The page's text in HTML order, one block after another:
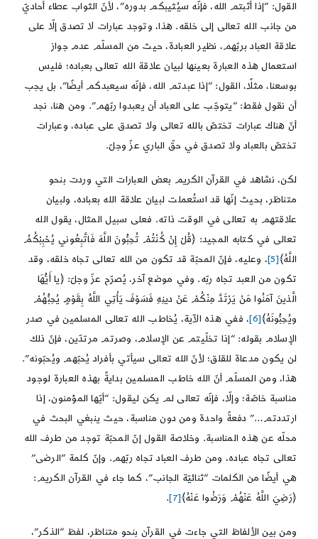
القول: “إذا أثبتم الله، فإنّه سيُثيبكم بدوره”، لأنّ الثواب عطاء أحاديّ
من جانب الله تعالى إلى خلقه. هذا، وتوجد عبارات لا تصدق إلّا على
علاقة العباد بربّهم، نظير العبادة، حيث من المسلّم عدم جواز
استعمال هذه العبارة بعينها لبيان علاقة الله تعالى بعباده؛ فليس
بوسعنا، مثلًا، القول: “إذا عبدتم الله، فإنّه سيعبدكم أيضًا”، بل يجب
أن نقول فقط: “يتوجّب على العباد أن يعبدوا ربّهم”. ومن هنا، نجد
أنّ هناك عبارات تختصّ بالله تعالى ولا تصدق على عباده، وعبارات
تختصّ بالعباد ولا تصدق في حقّ الباري عزّ وجلّ.
لكن، نشاهد في القرآن الكريم بعض العبارات التي وردت بنحو
متناظر، بحيث إنّها قد استُعملت لبيان علاقة الله بعباده، ولبيان
علاقتهم به تعالى في الوقت ذاته. فعلى سبيل المثال، يقول الله
تعالى في كتابه المجيد: ﴿قُلْ إِنْ كُنْتُمْ تُحِبُّونَ اللَّهَ فَاتَّبِعُوني‏ يُحْبِبْكُمُ
اللَّهُ﴾[5]
، وعليه، فإنّ المحبّة قد تكون من الله تعالى تجاه خلقه، وقد
تكون من العبد تجاه ربّه. وفي موضع آخر، يُصرّح عزّ وجلّ: ﴿يا أَيُّهَا
الَّذينَ آمَنُوا مَنْ يَرْتَدَّ مِنْكُمْ عَنْ دينِهِ فَسَوْفَ يَأْتِي اللَّهُ بِقَوْمٍ يُحِبُّهُمْ
ويُحِبُّونَهُ﴾[6]
، ففي هذه الآية، يُخاطب الله تعالى المسلمين في صدر
الإسلام بقوله: “إذا تخلّيتم عن الإسلام، وصرتم مرتدّين، فإنّ ذلك
لن يكون مدعاة للقلق؛ لأنّ الله تعالى سيأتي بأفراد يُحبّهم ويُحبّونه”.
هذا، ومن المسلّم أنّ الله خاطب المسلمين بدايةً بهذه العبارة لوجود
مناسبة خاصّة؛ وإلّا، فإنّه تعالى لم يكن ليقول: “أيّها المؤمنون، إذا
ارتددتم…” دفعةً واحدة ومن دون مناسبة، حيث ينبغي البحث في
محلّه عن هذه المناسبة. وخلاصة القول إنّ المحبّة توجد من طرف الله
تعالى تجاه عباده، ومن طرف العباد تجاه ربّهم. وإنّ كلمة “الرضى”
هي أيضًا من الكلمات “ثنائيّة الجانب”، كما جاء في القرآن الكريم:
﴿رَضِيَ اللَّهُ عَنْهُمْ وَرَضُوا عَنْهُ‏﴾[7]
.
ومن بين الألفاظ التي جاءت في القرآن بنحو متناظر، لفظ “الذكر”،